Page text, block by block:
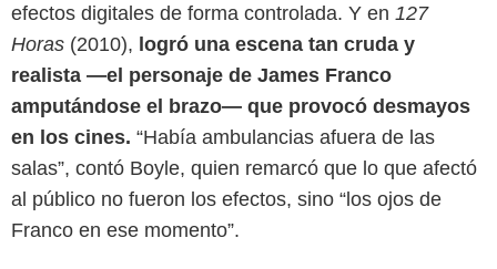
efectos digitales de forma controlada. Y en 127
Horas (2010), logró una escena tan cruda y
realista —el personaje de James Franco
amputándose el brazo— que provocó desmayos
en los cines. “Había ambulancias afuera de las
salas”, contó Boyle, quien remarcó que lo que afectó
al público no fueron los efectos, sino “los ojos de
Franco en ese momento”.